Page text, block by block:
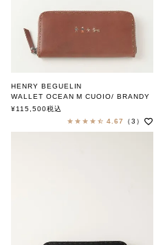
HENRY BEGUELIN
WALLET OCEAN M CUOIO/ BRANDY
FAMILY OMINO
エンリー ベグリン
¥115,500税込
4.67
（3）